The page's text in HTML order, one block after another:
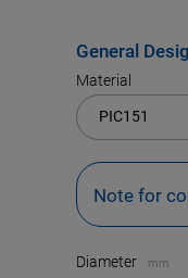
General
Material
PIC151
Material
Note for
configuring
Diameter mm